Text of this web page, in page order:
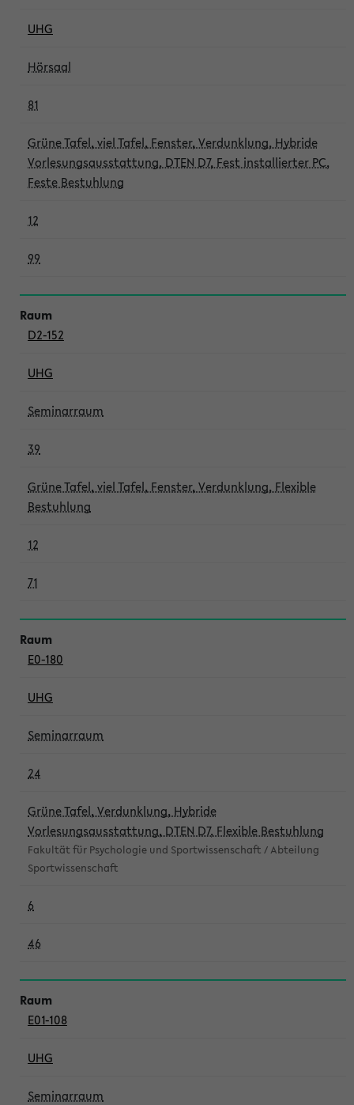
UHG
Hörsaal
81
Grüne Tafel, viel Tafel, Fenster, Verdunklung, Hybride
Vorlesungsausstattung, DTEN D7, Fest installierter PC,
Feste Bestuhlung
12
99
D2-152
UHG
Seminarraum
39
Grüne Tafel, viel Tafel, Fenster, Verdunklung, Flexible
Bestuhlung
12
71
E0-180
UHG
Seminarraum
24
Grüne Tafel, Verdunklung, Hybride
Vorlesungsausstattung, DTEN D7, Flexible Bestuhlung
Fakultät für Psychologie und Sportwissenschaft / Abteilung
Sportwissenschaft
6
46
E01-108
UHG
Seminarraum